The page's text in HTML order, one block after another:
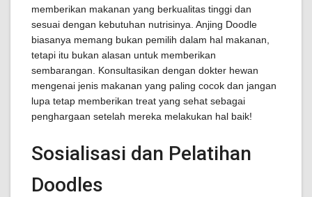
memberikan makanan yang berkualitas tinggi dan
sesuai dengan kebutuhan nutrisinya. Anjing Doodle
biasanya memang bukan pemilih dalam hal makanan,
tetapi itu bukan alasan untuk memberikan
sembarangan. Konsultasikan dengan dokter hewan
mengenai jenis makanan yang paling cocok dan jangan
lupa tetap memberikan treat yang sehat sebagai
penghargaan setelah mereka melakukan hal baik!
Sosialisasi dan Pelatihan
Doodles